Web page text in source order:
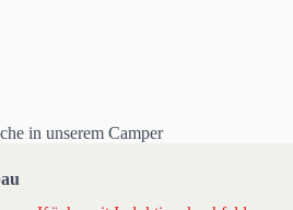
in unserem Camper